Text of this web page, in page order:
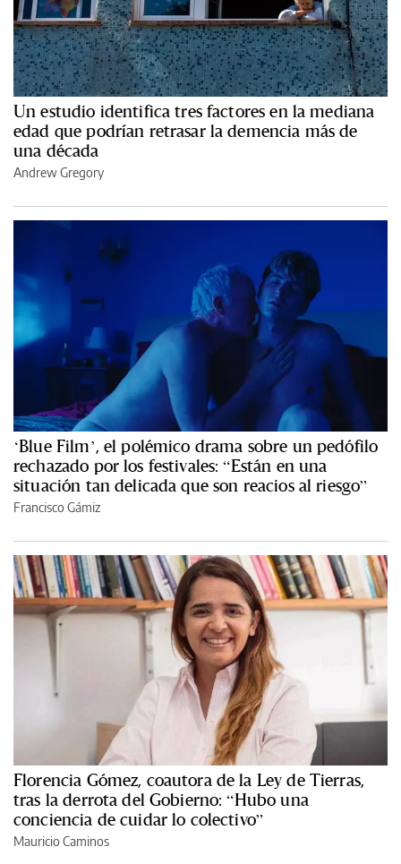
Un estudio identifica tres factores en la mediana
edad que podrían retrasar la demencia más de
una década
Andrew Gregory
‘Blue Film’, el polémico drama sobre un pedófilo
rechazado por los festivales: “Están en una
situación tan delicada que son reacios al riesgo”
Francisco Gámiz
Florencia Gómez, coautora de la Ley de Tierras,
tras la derrota del Gobierno: “Hubo una
conciencia de cuidar lo colectivo”
Mauricio Caminos